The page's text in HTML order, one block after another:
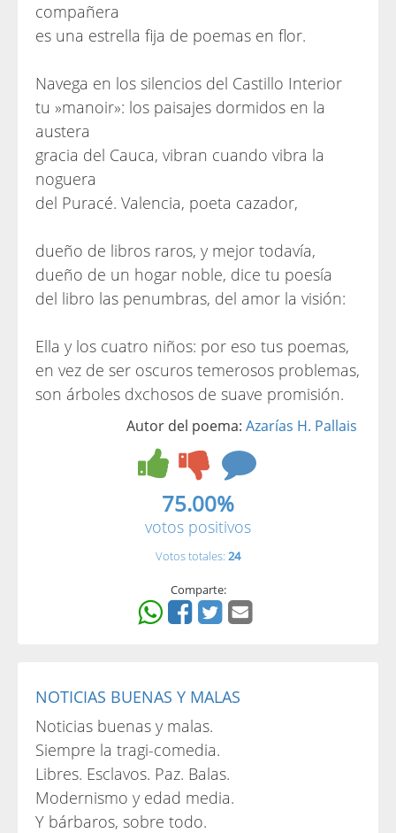
compañera
es una estrella fija de poemas en flor.
Navega en los silencios del Castillo Interior
tu »manoir»: los paisajes dormidos en la
austera
gracia del Cauca, vibran cuando vibra la
noguera
del Puracé. Valencia, poeta cazador,
dueño de libros raros, y mejor todavía,
dueño de un hogar noble, dice tu poesía
del libro las penumbras, del amor la visión:
Ella y los cuatro niños: por eso tus poemas,
en vez de ser oscuros temerosos problemas,
son árboles dxchosos de suave promisión.
Autor del poema: Azarías H. Pallais
75.00%
votos positivos
Votos totales: 24
Comparte:
NOTICIAS BUENAS Y MALAS
Noticias buenas y malas.
Siempre la tragi-comedia.
Libres. Esclavos. Paz. Balas.
Modernismo y edad media.
Y bárbaros, sobre todo.